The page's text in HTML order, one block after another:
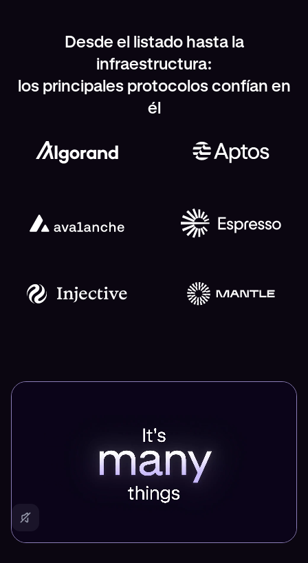
Desde el listado hasta la
infraestructura:
los principales protocolos confían en
él